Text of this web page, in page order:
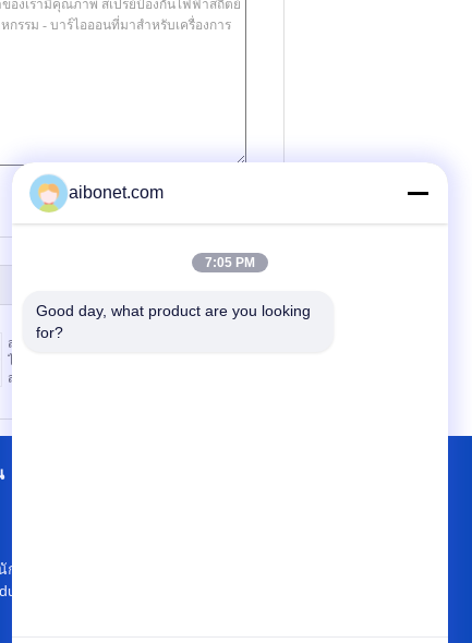
สเปรย์ป้องกันไฟฟ้าสถิตย์ Fit บาร์กำจัด
ไฟฟ้าสถิตอุตสาหกรรม - บาร์ไอออนที่มา
สำหรับเครื่องการพิมพ์
กงาน 504, Block A4, ตุลาคมตะวันออก
Zone, Shan น่านอำเภอเซินเจิ้น
aibonet.com
7:05 PM
Good day, what product are you looking
for?